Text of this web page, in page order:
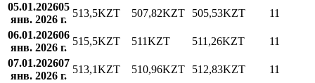
05.01.202605
янв. 2026 г.
513,5KZT 507,82KZT 505,53KZT
11
06.01.202606
янв. 2026 г.
515,5KZT 511KZT 511,26KZT
11
07.01.202607
янв. 2026 г.
513,1KZT 510,96KZT 512,83KZT
11